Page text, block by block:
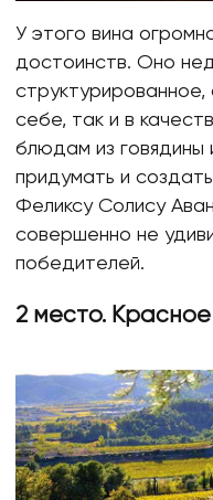
У этого вина
достоинств. Оно
себе, так и в
блюдам из говядины
придумать и
Феликсу Солису
совершенно не
победителей.
2 место.